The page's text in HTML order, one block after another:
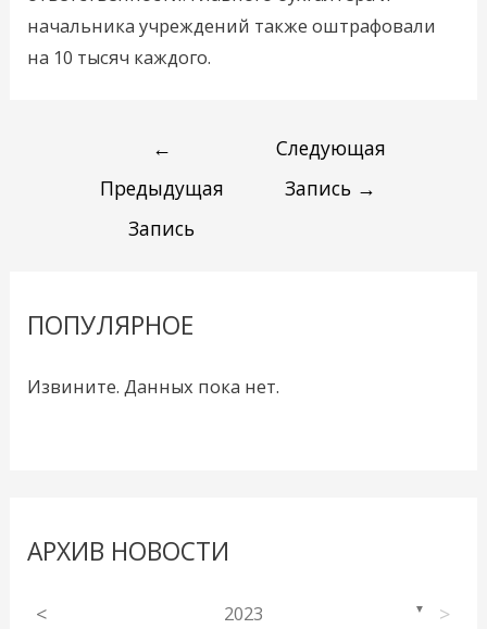
начальника учреждений также оштрафовали
на 10 тысяч каждого.
←
Предыдущая
Запись
Следующая
Запись →
ПОПУЛЯРНОЕ
Извините. Данных пока нет.
АРХИВ НОВОСТИ
< 2023 ▼ >